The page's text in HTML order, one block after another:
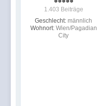
1.403 Beiträge
Geschlecht: männlich
Wohnort: Wien/Pagadian
City